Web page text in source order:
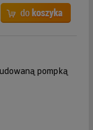
pompką